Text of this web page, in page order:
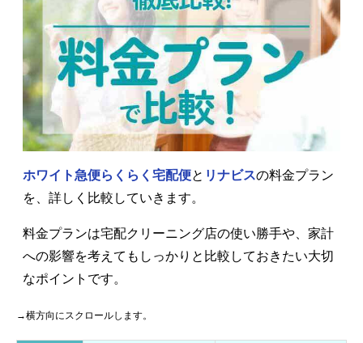
ホワイト急便らくらく宅配便と リナビスの料金プラン
を、詳しく比較していきます。
料金プランは宅配クリーニング店の使い勝手や、家計
への影響を考えてもしっかりと比較しておきたい大切
なポイントです。
→横方向にスクロールします。